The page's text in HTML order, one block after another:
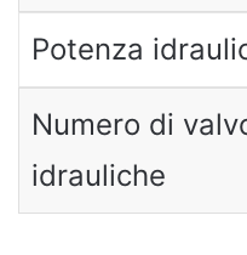
Potenza
Numero di
idrauliche